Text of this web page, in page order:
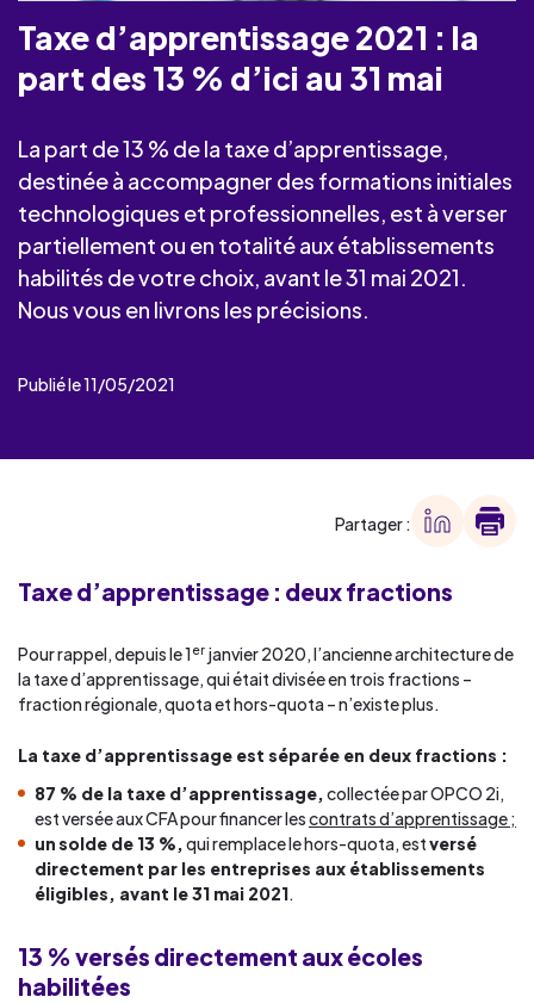
Taxe d’apprentissage 2021 : la
part des 13 % d’ici au 31 mai
La part de 13 % de la taxe d’apprentissage,
destinée à accompagner des formations initiales
technologiques et professionnelles, est à verser
partiellement ou en totalité aux établissements
habilités de votre choix, avant le 31 mai 2021.
Nous vous en livrons les précisions.
Publié le 11/05/2021
Partager :
Taxe d’apprentissage : deux fractions
Pour rappel, depuis le 1 er janvier 2020, l’ancienne architecture de
la taxe d’apprentissage, qui était divisée en trois fractions –
fraction régionale, quota et hors-quota – n’existe plus.
La taxe d’apprentissage est séparée en deux fractions :
87 % de la taxe d’apprentissage,collectée par OPCO 2i,
est versée aux CFA pour financer lescontrats d’apprentissage ;
unsolde de 13 %,qui remplace le hors-quota, estversé
directement par les entreprises aux établissements
éligibles, avant le 31 mai 2021.
13 % versés directement aux écoles
habilitées